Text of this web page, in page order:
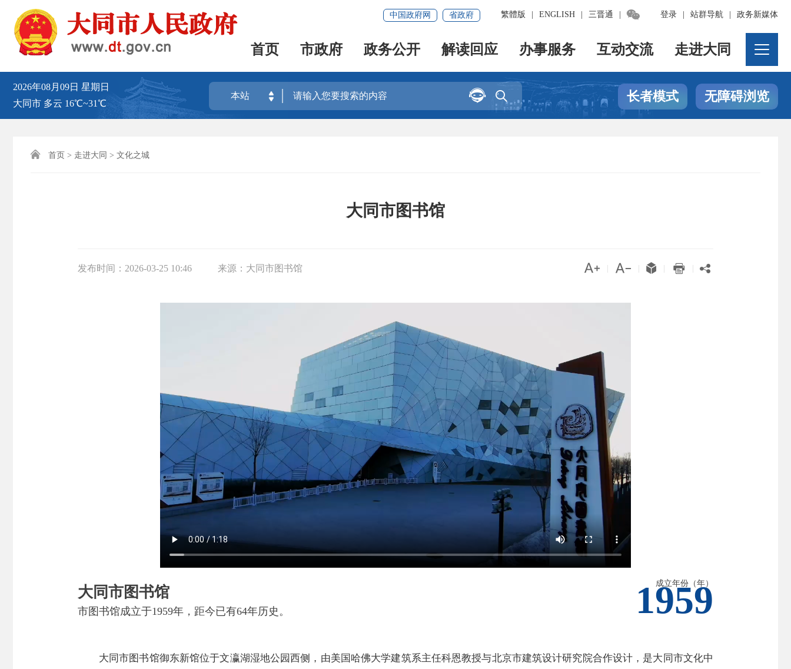
登录 站群导航 政务新媒体
繁體版 ENGLISH 三晋通 
中国政府网 省政府
首页 市政府 政务公开 解读回应 办事服务 互动交流 走进大同
2026年08月09日 星期日
大同市 多云 16℃~31℃
本站 
 长者模式 无障碍浏览
 首页 > 走进大同 > 文化之城
大同市图书馆
发布时间： 2026-03-25 10:46 来源： 大同市图书馆     
大同市图书馆
成立年份（年）
市图书馆成立于1959年，距今已有64年历史。 1959
大同市图书馆御东新馆位于文瀛湖湿地公园西侧，由美国哈佛大学建筑系主任科恩教授与北京市建筑设计研究院合作设计，是大同市文化中